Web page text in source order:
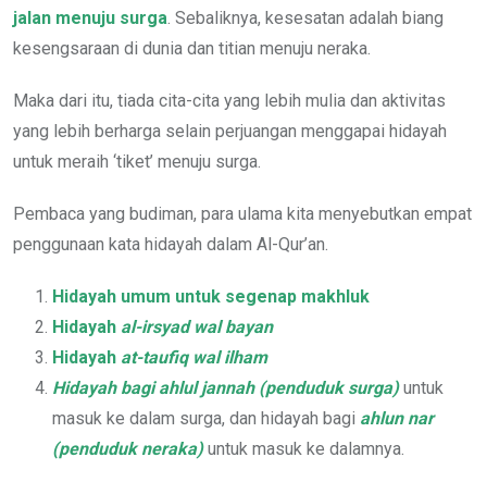
jalan menuju surga. Sebaliknya, kesesatan adalah biang
kesengsaraan di dunia dan titian menuju neraka.
Maka dari itu, tiada cita-cita yang lebih mulia dan aktivitas
yang lebih berharga selain perjuangan menggapai hidayah
untuk meraih ‘tiket’ menuju surga.
Pembaca yang budiman, para ulama kita menyebutkan empat
penggunaan kata hidayah dalam Al-Qur’an.
Hidayah umum untuk segenap makhluk
Hidayah al-irsyad wal bayan
Hidayah at-taufiq wal ilham
Hidayah bagi ahlul jannah (penduduk surga)untuk
masuk ke dalam surga, dan hidayah bagi ahlun nar
(penduduk neraka)untuk masuk ke dalamnya.